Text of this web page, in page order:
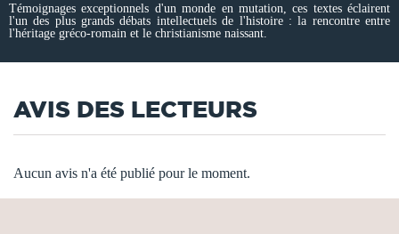
Témoignages exceptionnels d'un monde en mutation, ces textes éclairent
l'un des plus grands débats intellectuels de l'histoire : la rencontre entre
l'héritage gréco-romain et le christianisme naissant.
AVIS DES LECTEURS
Aucun avis n'a été publié pour le moment.